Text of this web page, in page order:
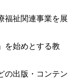
福祉関連事業を展
めとする教
コンテン